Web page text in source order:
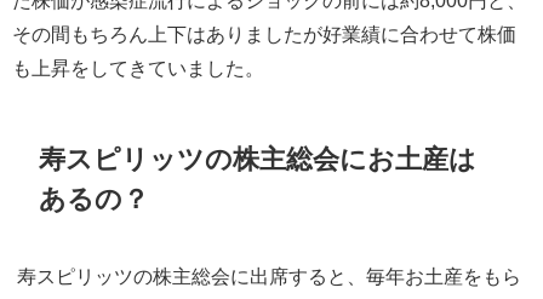
その間もちろん上下はありましたが好業績に合わせて株価
も上昇をしてきていました。
寿スピリッツの株主総会にお土産は
あるの？
寿スピリッツの株主総会に出席すると、毎年お土産をもら